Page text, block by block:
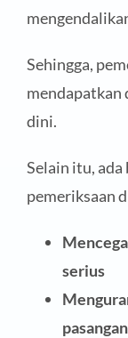
Sehingga,
mendapatkan
dini.
Selain itu, ada
pemeriksaan
serius